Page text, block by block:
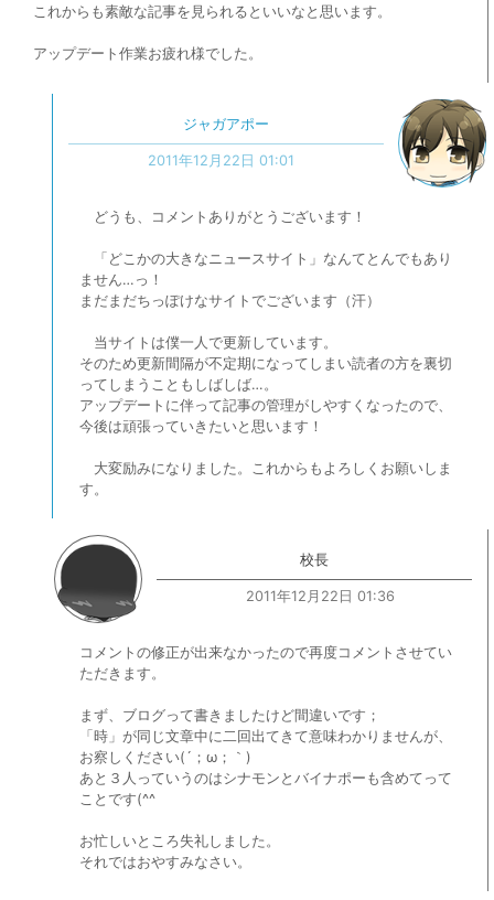
これからも素敵な記事を見られるといいなと思います。
アップデート作業お疲れ様でした。
ジャガアポー
2011年12月22日 01:01
どうも、コメントありがとうございます！
「どこかの大きなニュースサイト」なんてとんでもあり
ません…っ！
まだまだちっぽけなサイトでございます（汗）
当サイトは僕一人で更新しています。
そのため更新間隔が不定期になってしまい読者の方を裏切
ってしまうこともしばしば…。
アップデートに伴って記事の管理がしやすくなったので、
今後は頑張っていきたいと思います！
大変励みになりました。これからもよろしくお願いしま
す。
校長
2011年12月22日 01:36
コメントの修正が出来なかったので再度コメントさせてい
ただきます。
まず、ブログって書きましたけど間違いです；
「時」が同じ文章中に二回出てきて意味わかりませんが、
お察しください(´；ω；｀)
あと３人っていうのはシナモンとバイナポーも含めてって
ことです(^^ゞ
お忙しいところ失礼しました。
それではおやすみなさい。